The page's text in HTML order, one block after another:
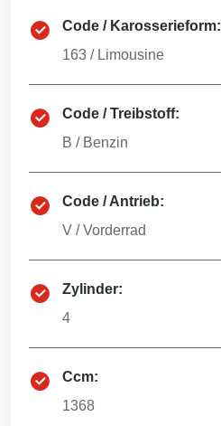
Code / Karosserieform:
163 / Limousine
Code / Treibstoff:
B / Benzin
Code / Antrieb:
V /Vorderrad
Zylinder:
4
Ccm:
1368